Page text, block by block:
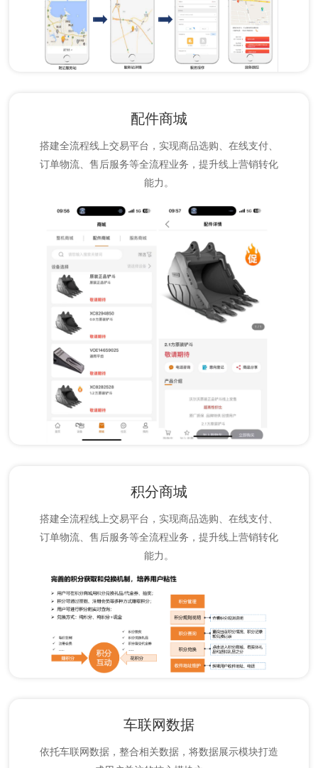
配件商城
搭建全流程线上交易平台，实现商品选购、在线支付、
订单物流、售后服务等全流程业务，提升线上营销转化
能力。
积分商城
搭建全流程线上交易平台，实现商品选购、在线支付、
订单物流、售后服务等全流程业务，提升线上营销转化
能力。
车联网数据
依托车联网数据，整合相关数据，将数据展示模块打造